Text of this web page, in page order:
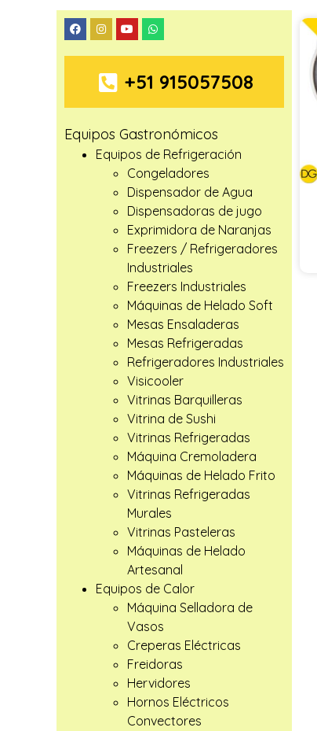
+51 915057508
Equipos Gastronómicos
Equipos de Refrigeración
Congeladores
Dispensador de Agua
Dispensadoras de jugo
Exprimidora de Naranjas
Freezers / Refrigeradores
Industriales
Freezers Industriales
Máquinas de Helado Soft
Mesas Ensaladeras
Mesas Refrigeradas
Refrigeradores Industriales
Visicooler
Vitrinas Barquilleras
Vitrina de Sushi
Vitrinas Refrigeradas
Máquina Cremoladera
Máquinas de Helado Frito
Vitrinas Refrigeradas
Murales
Vitrinas Pasteleras
Máquinas de Helado
Artesanal
Equipos de Calor
Máquina Selladora de
Vasos
Creperas Eléctricas
Freidoras
Hervidores
Hornos Eléctricos
Convectores